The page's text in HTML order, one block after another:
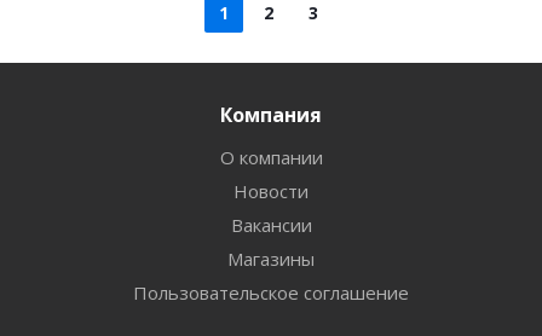
1 2 3
Компания
О компании
Новости
Вакансии
Магазины
Пользовательское соглашение